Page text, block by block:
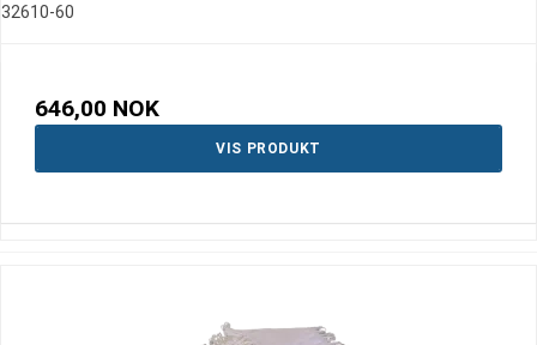
32610-60
646,00 NOK
VIS PRODUKT